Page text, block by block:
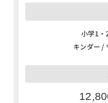
小学1・
キンダー /